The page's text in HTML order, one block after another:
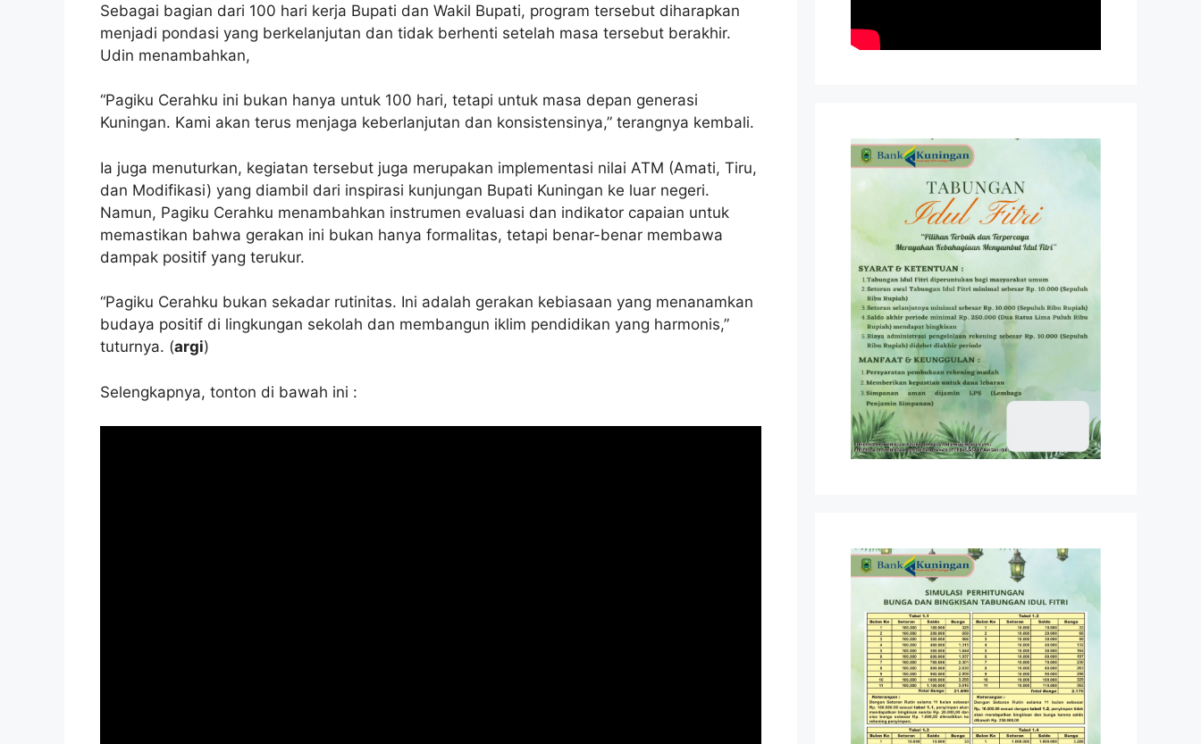
Sebagai bagian dari 100 hari kerja Bupati dan Wakil Bupati, program tersebut diharapkan
menjadi pondasi yang berkelanjutan dan tidak berhenti setelah masa tersebut berakhir.
Udin menambahkan,
“Pagiku Cerahku ini bukan hanya untuk 100 hari, tetapi untuk masa depan generasi
Kuningan. Kami akan terus menjaga keberlanjutan dan konsistensinya,” terangnya kembali.
Ia juga menuturkan, kegiatan tersebut juga merupakan implementasi nilai ATM (Amati, Tiru,
dan Modifikasi) yang diambil dari inspirasi kunjungan Bupati Kuningan ke luar negeri.
Namun, Pagiku Cerahku menambahkan instrumen evaluasi dan indikator capaian untuk
memastikan bahwa gerakan ini bukan hanya formalitas, tetapi benar-benar membawa
dampak positif yang terukur.
“Pagiku Cerahku bukan sekadar rutinitas. Ini adalah gerakan kebiasaan yang menanamkan
budaya positif di lingkungan sekolah dan membangun iklim pendidikan yang harmonis,”
tuturnya. (argi)
Selengkapnya, tonton di bawah ini :